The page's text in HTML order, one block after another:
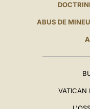
ABUS DE
VATICAN